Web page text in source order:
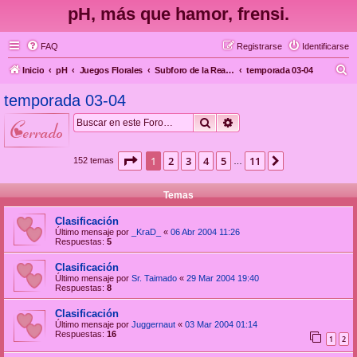
pH, más que hamor, frensi.
FAQ Identificarse
Registrarse
Inicio pH Juegos Florales Subforo de la Real Federación Española/Islámica del Posting Catch temporada 03-04
temporada 03-04
cerrado Buscar
152 temas Página de 11
1 2 3 4 5 11
Temas
Clasificación
Último mensaje por _KraD_ « 06 Abr 2004 11:26
Respuestas: 5
Clasificación
Último mensaje por Sr. Taimado « 29 Mar 2004 19:40
Respuestas: 8
Clasificación
Último mensaje por Juggernaut « 03 Mar 2004 01:14
Respuestas: 16 1 2